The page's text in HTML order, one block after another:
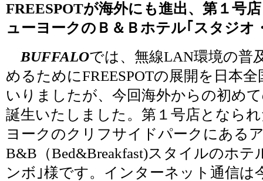
FREESPOTが海外にも進出、第１号
ューヨークのＢ＆Ｂホテル｢スタジオ
BUFFALOでは、無線LAN環境の普
めるためにFREESPOTの展開を日本
いりましたが、今回海外からの初め
誕生いたしました。第１号店となら
ヨークのクリフサイドパークにある
B&B（Bed&Breakfast)スタイルのホテ
ンボ｣様です。インターネット通信は